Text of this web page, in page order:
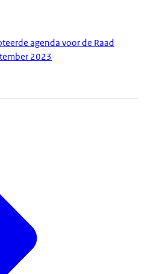
agenda voor de Raad
2023